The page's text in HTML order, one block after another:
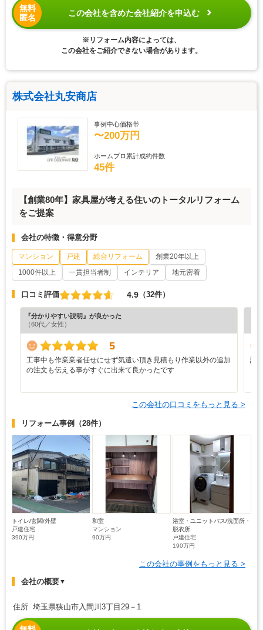
無料
匿名
この会社を含めた会社紹介を申込む
※リフォーム内容によっては、
この会社をご紹介できない場合があります。
株式会社丸安商店
事例中心価格帯
〜200万円
ホームプロ累計成約件数
45件
【創業80年】家具屋が考える住いのトータルリフォーム
をご提案
会社の特徴・得意分野
マンション 戸建 総合リフォーム
創業20年以上
1000件以上
一貫担当者制 インテリア 地元密着
口コミ評価 4.9 （32件）
『分かりやすい説明』が良かった
（60代／女性）
5
工事中も作業業者任せにせず気遣い頂き見積もり作業以外の追加
の注文も伝える事がすぐに出来て良かったです
評
を
ヶ
この会社の口コミをもっと見る >
リフォーム事例 （28件）
トイレ/玄関/外壁
戸建住宅
390万円
和室
マンション
90万円
浴室・ユニットバス/洗面所・
脱衣所
戸建住宅
190万円
この会社の事例をもっと見る >
会社の概要▼
住所 埼玉県狭山市入間川3丁目29－1